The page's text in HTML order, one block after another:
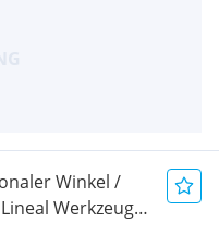
Winkel /
Werkzeug
Konstruktionen